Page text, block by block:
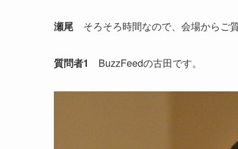
瀬尾 そろそろ時間なので、会場からご
質問者1 BuzzFeedの古田です。